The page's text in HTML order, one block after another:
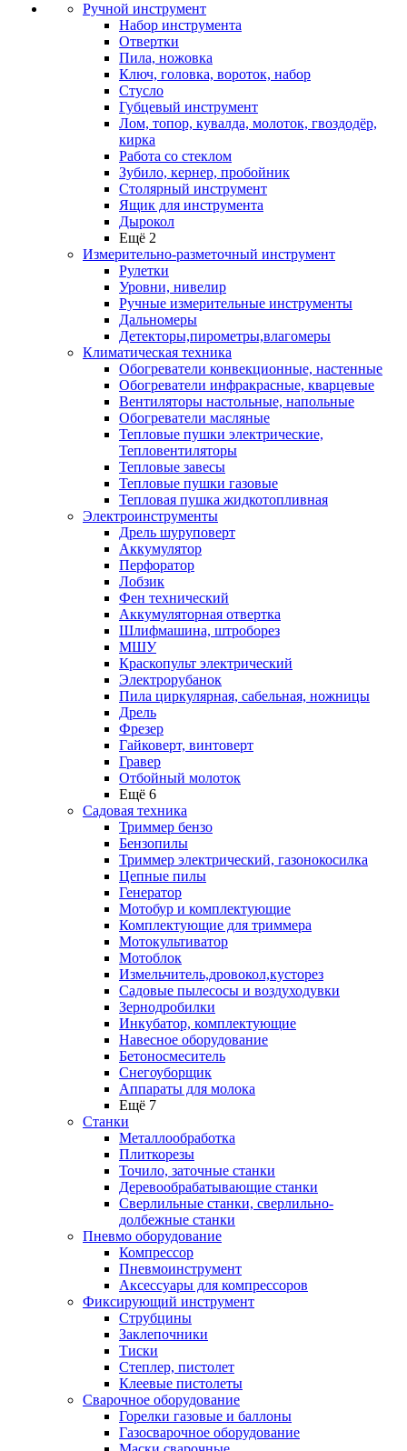
Ручной инструмент
Набор инструмента
Отвертки
Пила, ножовка
Ключ, головка, вороток, набор
Стусло
Губцевый инструмент
Лом, топор, кувалда, молоток, гвоздодёр,
кирка
Работа со стеклом
Зубило, кернер, пробойник
Столярный инструмент
Ящик для инструмента
Дырокол
Ещё 2
Измерительно-разметочный инструмент
Рулетки
Уровни, нивелир
Ручные измерительные инструменты
Дальномеры
Детекторы,пирометры,влагомеры
Климатическая техника
Обогреватели конвекционные, настенные
Обогреватели инфракрасные, кварцевые
Вентиляторы настольные, напольные
Обогреватели масляные
Тепловые пушки электрические,
Тепловентиляторы
Тепловые завесы
Тепловые пушки газовые
Тепловая пушка жидкотопливная
Электроинструменты
Дрель шуруповерт
Аккумулятор
Перфоратор
Лобзик
Фен технический
Аккумуляторная отвертка
Шлифмашина, штроборез
МШУ
Краскопульт электрический
Электрорубанок
Пила циркулярная, сабельная, ножницы
Дрель
Фрезер
Гайковерт, винтоверт
Гравер
Отбойный молоток
Ещё 6
Садовая техника
Триммер бензо
Бензопилы
Триммер электрический, газонокосилка
Цепные пилы
Генератор
Мотобур и комплектующие
Комплектующие для триммера
Мотокультиватор
Мотоблок
Измельчитель,дровокол,кусторез
Садовые пылесосы и воздуходувки
Зернодробилки
Инкубатор, комплектующие
Навесное оборудование
Бетоносмеситель
Снегоуборщик
Аппараты для молока
Ещё 7
Станки
Металлообработка
Плиткорезы
Точило, заточные станки
Деревообрабатывающие станки
Сверлильные станки, сверлильно-
долбежные станки
Пневмо оборудование
Компрессор
Пневмоинструмент
Аксессуары для компрессоров
Фиксирующий инструмент
Струбцины
Заклепочники
Тиски
Степлер, пистолет
Клеевые пистолеты
Сварочное оборудование
Горелки газовые и баллоны
Газосварочное оборудование